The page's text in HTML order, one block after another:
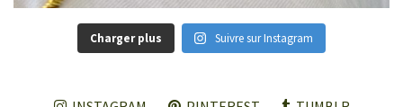
Charger plus Suivre sur Instagram